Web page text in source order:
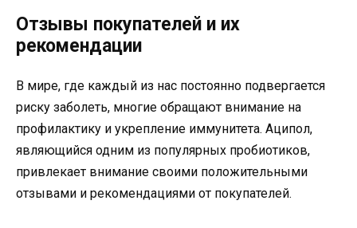
Отзывы покупателей и их
рекомендации
В мире, где каждый из нас постоянно подвергается
риску заболеть, многие обращают внимание на
профилактику и укрепление иммунитета. Аципол,
являющийся одним из популярных пробиотиков,
привлекает внимание своими положительными
отзывами и рекомендациями от покупателей.